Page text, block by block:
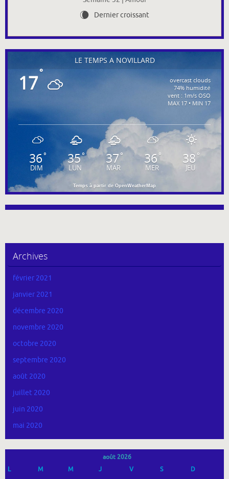
W Dernier croissant
LE TEMPS À NOVILLARD
17°
overcast clouds
74% humidité
vent : 1m/s OSO
MAX 17 • MIN 17
36°
DIM
35°
LUN
37°
MAR
36°
MER
38°
JEU
Temps à partir de OpenWeatherMap
Archives
février 2021
janvier 2021
décembre 2020
novembre 2020
octobre 2020
septembre 2020
août 2020
juillet 2020
juin 2020
mai 2020
août 2026
L
M M J V S D